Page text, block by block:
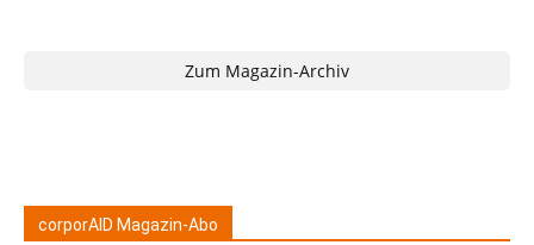
Zum Magazin-Archiv
corporAID Magazin-Abo